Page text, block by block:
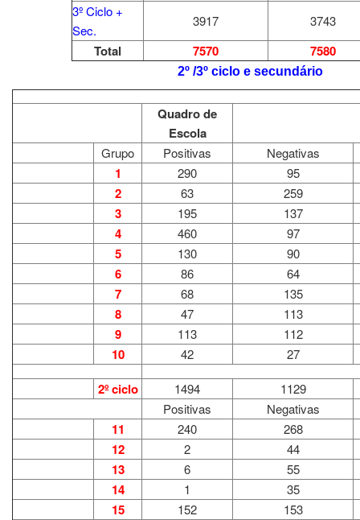
3º Ciclo +
Sec.
3917 3743
Total 7570 7580
2º /3º ciclo e secundário
Quadro de
Escola
Grupo Positivas Negativas
1 290 95
2 63 259
3 195 137
4 460 97
5 130 90
6 86 64
7 68 135
8 47 113
9 113 112
10 42 27
2º ciclo 1494
1129
Positivas
Negativas
11 240 268
12 2 44
13 6 55
14 1 35
15 152 153